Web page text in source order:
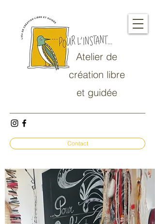
Atelier de
création libre
et guidée
Contact